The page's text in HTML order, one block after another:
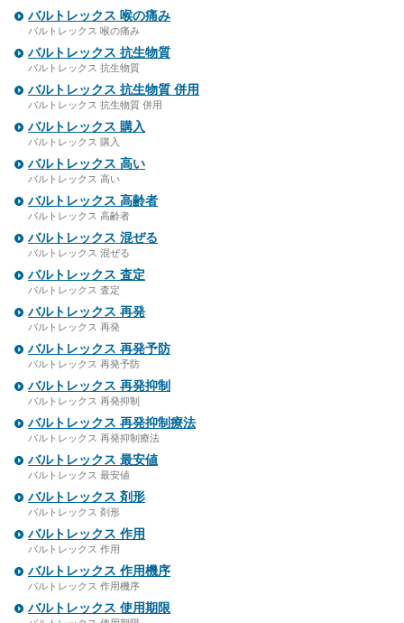
バルトレックス 喉の痛み
バルトレックス 喉の痛み
バルトレックス 抗生物質
バルトレックス 抗生物質
バルトレックス 抗生物質 併用
バルトレックス 抗生物質 併用
バルトレックス 購入
バルトレックス 購入
バルトレックス 高い
バルトレックス 高い
バルトレックス 高齢者
バルトレックス 高齢者
バルトレックス 混ぜる
バルトレックス 混ぜる
バルトレックス 査定
バルトレックス 査定
バルトレックス 再発
バルトレックス 再発
バルトレックス 再発予防
バルトレックス 再発予防
バルトレックス 再発抑制
バルトレックス 再発抑制
バルトレックス 再発抑制療法
バルトレックス 再発抑制療法
バルトレックス 最安値
バルトレックス 最安値
バルトレックス 剤形
バルトレックス 剤形
バルトレックス 作用
バルトレックス 作用
バルトレックス 作用機序
バルトレックス 作用機序
バルトレックス 使用期限